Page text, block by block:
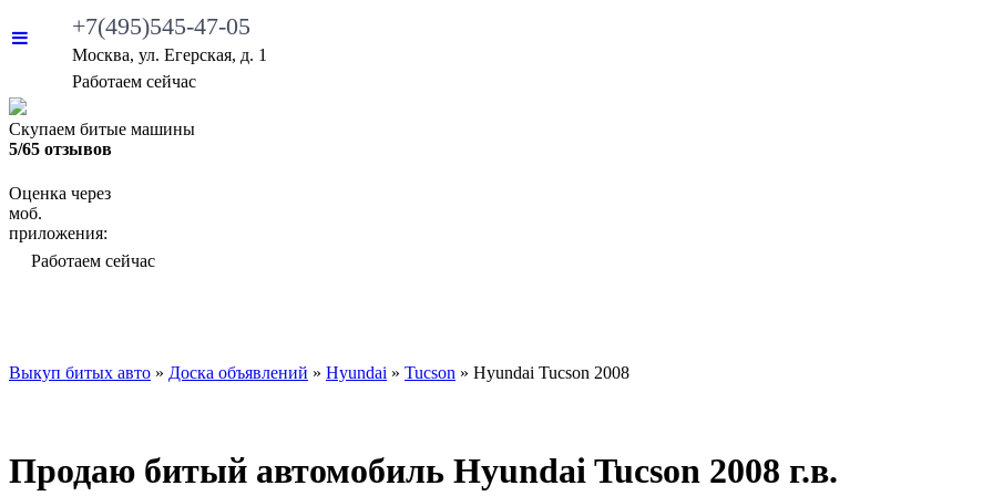
+7(495)545-47-05
Москва, ул. Егерская, д. 1
Работаем сейчас
Скупаем битые машины
5/65 отзывов
Оценка через
моб.
приложения:
Работаем сейчас
Выкуп битых авто » Доска объявлений » Hyundai » Tucson » Hyundai Tucson 2008
Продаю битый автомобиль Hyundai Tucson 2008 г.в.